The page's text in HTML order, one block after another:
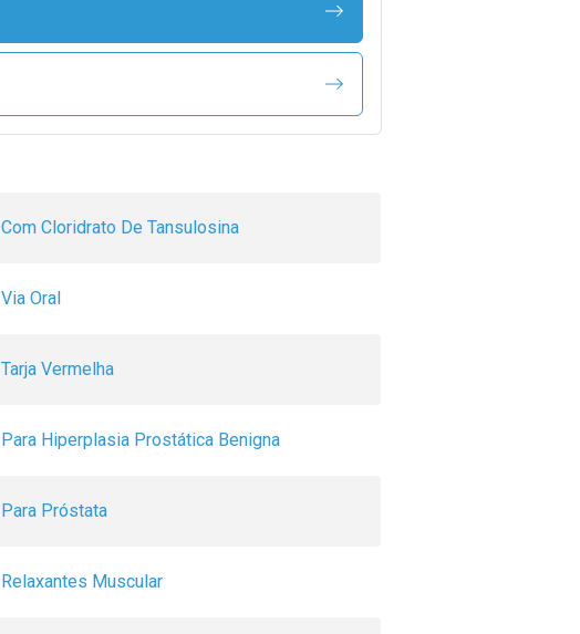
Com Cloridrato De Tansulosina
Via Oral
Tarja Vermelha
Para Hiperplasia Prostática Benigna
Para Próstata
Relaxantes Muscular